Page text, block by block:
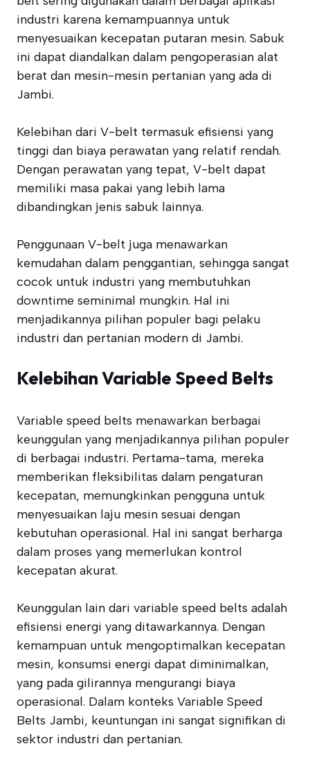
industri karena kemampuannya untuk
menyesuaikan kecepatan putaran mesin. Sabuk
ini dapat diandalkan dalam pengoperasian alat
berat dan mesin-mesin pertanian yang ada di
Jambi.
Kelebihan dari V-belt termasuk efisiensi yang
tinggi dan biaya perawatan yang relatif rendah.
Dengan perawatan yang tepat, V-belt dapat
memiliki masa pakai yang lebih lama
dibandingkan jenis sabuk lainnya.
Penggunaan V-belt juga menawarkan
kemudahan dalam penggantian, sehingga sangat
cocok untuk industri yang membutuhkan
downtime seminimal mungkin. Hal ini
menjadikannya pilihan populer bagi pelaku
industri dan pertanian modern di Jambi.
Kelebihan Variable Speed Belts
Variable speed belts menawarkan berbagai
keunggulan yang menjadikannya pilihan populer
di berbagai industri. Pertama-tama, mereka
memberikan fleksibilitas dalam pengaturan
kecepatan, memungkinkan pengguna untuk
menyesuaikan laju mesin sesuai dengan
kebutuhan operasional. Hal ini sangat berharga
dalam proses yang memerlukan kontrol
kecepatan akurat.
Keunggulan lain dari variable speed belts adalah
efisiensi energi yang ditawarkannya. Dengan
kemampuan untuk mengoptimalkan kecepatan
mesin, konsumsi energi dapat diminimalkan,
yang pada gilirannya mengurangi biaya
operasional. Dalam konteks Variable Speed
Belts Jambi, keuntungan ini sangat signifikan di
sektor industri dan pertanian.